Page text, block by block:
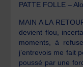
PATTE FOLLE –
MAIN A LA
devient flou,
moments, à
j’entrevois me fait
poussé par une